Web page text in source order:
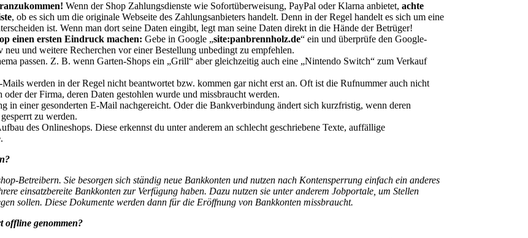
! Wenn der Shop Zahlungsdienste wie Sofortüberweisung, PayPal oder Klarna anbietet, achte
, ob es sich um die originale Webseite des Zahlungsanbieters handelt. Denn in der Regel handelt es sich um eine
ist. Wenn man dort seine Daten eingibt, legt man seine Daten direkt in die Hände der Betrüger!
einen ersten Eindruck machen: Gebe in Google „site:panbrennholz.de“ ein und überprüfe den Google-
und weitere Recherchen vor einer Bestellung unbedingt zu empfehlen.
passen. Z. B. wenn Garten-Shops ein „Grill“ aber gleichzeitig auch eine „Nintendo Switch“ zum Verkauf
Mails werden in der Regel nicht beantwortet bzw. kommen gar nicht erst an. Oft ist die Rufnummer auch nicht
der Firma, deren Daten gestohlen wurde und missbraucht werden.
in einer gesonderten E-Mail nachgereicht. Oder die Bankverbindung ändert sich kurzfristig, wenn deren
zu werden.
des Onlineshops. Diese erkennst du unter anderem an schlecht geschriebene Texte, auffällige
Betreibern. Sie besorgen sich ständig neue Bankkonten und nutzen nach Kontensperrung einfach ein anderes
einsatzbereite Bankkonten zur Verfügung haben. Dazu nutzen sie unter anderem Jobportale, um Stellen
sollen. Diese Dokumente werden dann für die Eröffnung von Bankkonten missbraucht.
offline genommen?